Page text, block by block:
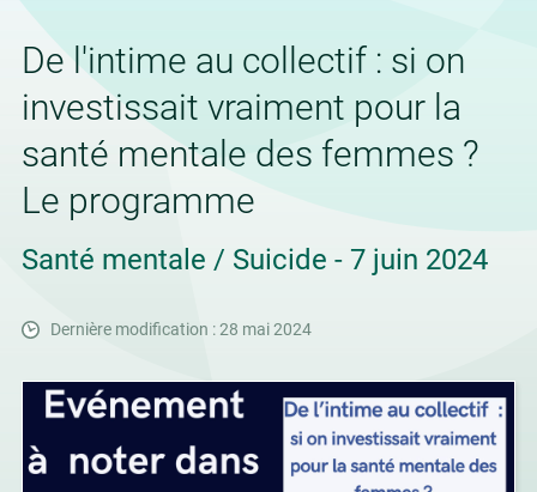
De l'intime au collectif : si on
investissait vraiment pour la
santé mentale des femmes ?
Le programme
Santé mentale / Suicide - 7 juin 2024
Dernière modification : 28 mai 2024